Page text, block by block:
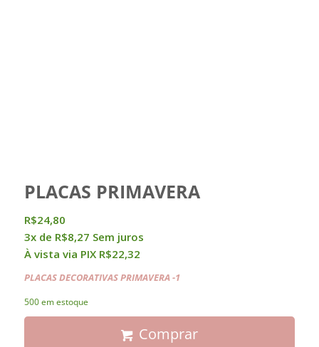
PLACAS PRIMAVERA
R$24,80
3x de R$8,27 Sem juros
À vista via PIX R$22,32
PLACAS DECORATIVAS PRIMAVERA -1
500 em estoque
Comprar